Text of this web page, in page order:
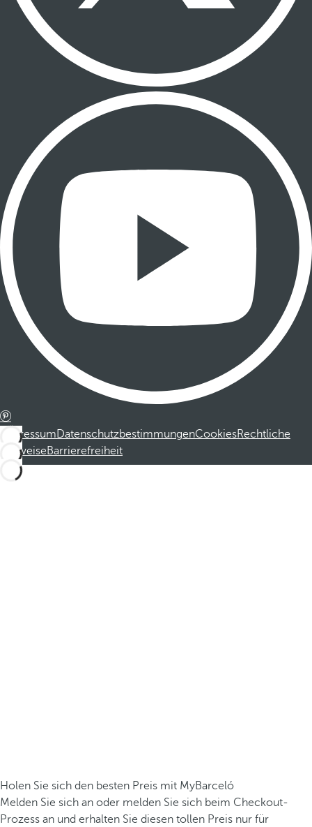
ImpressumDatenschutzbestimmungenCookiesRechtliche
HinweiseBarrierefreiheit
Holen Sie sich den besten Preis mit MyBarceló
Melden Sie sich an oder melden Sie sich beim Checkout-
Prozess an und erhalten Sie diesen tollen Preis nur für